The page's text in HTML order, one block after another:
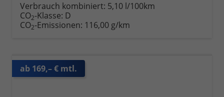
Verbrauch kombiniert: 5,10 l/100km
CO2-Klasse: D
CO2-Emissionen: 116,00 g/km
ab 169,– € mtl.